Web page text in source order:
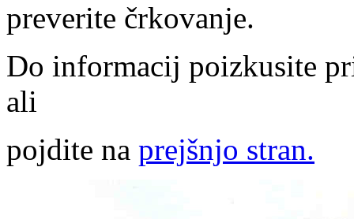
preverite črkovanje.
Do informacij poizkusite
ali
pojdite na prejšnjo stran.